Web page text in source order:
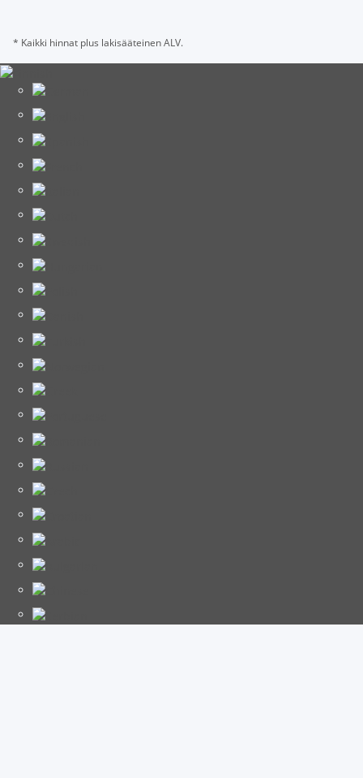
* Kaikki hinnat plus lakisääteinen ALV.